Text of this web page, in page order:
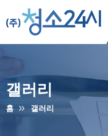
갤러리
홈 갤러리